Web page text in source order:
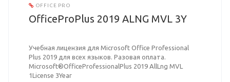
OFFICE PRO
OfficeProPlus 2019 ALNG MVL 3Y
Учебная лицензия для Microsoft Office Professional
Plus 2019 для всех языков. Разовая оплата.
Microsoft®OfficeProfessionalPlus 2019 AllLng MVL
1License 3Year